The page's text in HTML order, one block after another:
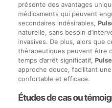
présente des avantages
médicaments qui peuvent
secondaires indésirables,
naturelle, sans besoin
invasives. De plus, alors que
thérapeutiques peuvent être
temps d’arrêt significatif,
approche douce, facilitant
confortable et efficace.
Études de cas ou